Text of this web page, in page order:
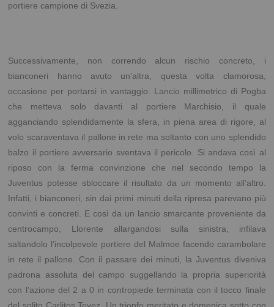
portiere campione di Svezia.
Successivamente, non correndo alcun rischio concreto, i
bianconeri hanno avuto un’altra, questa volta clamorosa,
occasione per portarsi in vantaggio. Lancio millimetrico di Pogba
che metteva solo davanti al portiere Marchisio, il quale
agganciando splendidamente la sfera, in piena area di rigore, al
volo scaraventava il pallone in rete ma soltanto con uno splendido
balzo il portiere avversario sventava il pericolo. Si andava così al
riposo con la ferma convinzione che nel secondo tempo la
Juventus potesse sbloccare il risultato da un momento all’altro.
Infatti, i bianconeri, sin dai primi minuti della ripresa parevano più
convinti e concreti. E così da un lancio smarcante proveniente da
centrocampo, Llorente allargandosi sulla sinistra, infilava
saltandolo l’incolpevole portiere del Malmoe facendo carambolare
in rete il pallone. Con il passare dei minuti, la Juventus diveniva
padrona assoluta del campo suggellando la propria superiorità
con l’azione del 2 a 0 in contropiede terminata con il tocco finale